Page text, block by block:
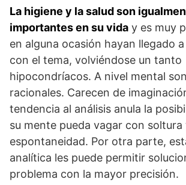
La higiene y la salud son
importantes en su vida y es muy
en alguna ocasión hayan llegado
con el tema, volviéndose un tanto
hipocondríacos. A nivel mental
racionales. Carecen de
tendencia al análisis anula la
su mente pueda vagar con soltura
espontaneidad. Por otra parte,
analítica les puede permitir
problema con la mayor precisión.